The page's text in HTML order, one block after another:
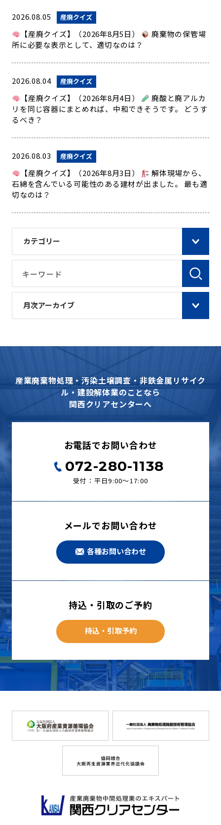
カテゴリー
月次アーカイブ
2026.08.05 産廃クイズ
【産廃クイズ】（2026年8月5日）
廃棄物の保管場
所に必要な表示として、適切なのは？
2026.08.04 産廃クイズ
【産廃クイズ】（2026年8月4日）
廃酸と廃アルカ
リを同じ容器にまとめれば、中和できそうです。 どうす
るべき？
2026.08.03 産廃クイズ
【産廃クイズ】（2026年8月3日）
解体現場から、
石綿を含んでいる可能性のある建材が出ました。 最も適
切なのは？
産業廃棄物処理・汚染土壌調査・非鉄金属リサイク
ル・建設解体業のことなら
関西クリアセンターへ
お電話でお問い合わせ
072-280-1138
受付：平日9:00〜17:00
メールでお問い合わせ
各種お問い合わせ
持込・引取のご予約
持込・引取予約